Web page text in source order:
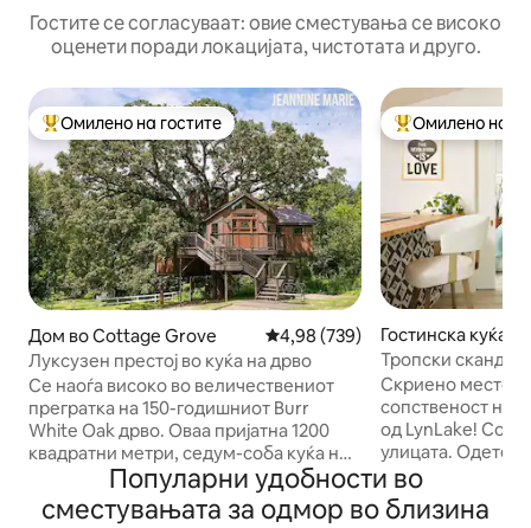
Гостите се согласуваат: овие сместувања се високо
оценети поради локацијата, чистотата и друго.
Меѓу најуспешните „Омилени на гостите“
Омилено на гостите
Дом во Cottage Grove Просечна оцена: 4,98 од 5,
4,98 (739)
Луксузен престој во куќа на дрво
Се наоѓа високо во величествениот
прегратка на 150-годишниот Burr
White Oak дрво. Оваа пријатна 1200
квадратни метри, седум-соба куќа не
само што има неверојатни погледи,
туку има и волшебни и восхитувачки
изненадувања кои одговараат на
Меѓу
Омилено на
Гостинска куќа
олис
Тропски
во Аптаун
Скриено место
сопственост на
од LynLake! Со
улицата. Одете
места како
Up Down Arcade
Уживајте во
Популарни удобности во
сместувањата за одмор во близина